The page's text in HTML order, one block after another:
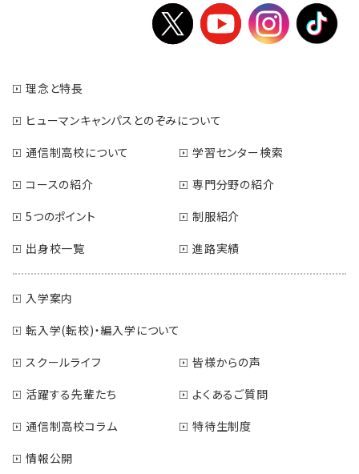
理念と特長
ヒューマンキャンパスとのぞみについて
通信制高校について
学習センター検索
コースの紹介
専門分野の紹介
5つのポイント
制服紹介
出身校一覧
進路実績
入学案内
転入学(転校)・編入学について
スクールライフ
皆様からの声
活躍する先輩たち
よくあるご質問
通信制高校コラム
特待生制度
情報公開